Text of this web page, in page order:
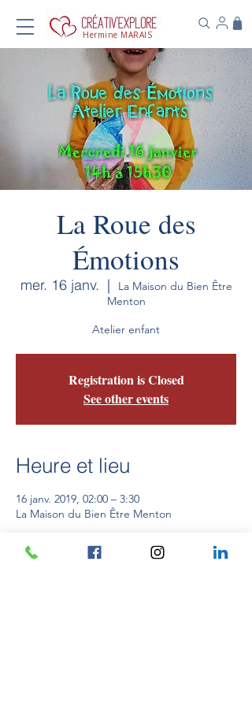
Hermine MARAIS
La Roue des
Émotions
mer. 16 janv.
  |
La Maison du Bien Être
Menton
Atelier enfant
Registration is Closed
See other events
Heure et lieu
16 janv. 2019, 02:00 – 3:30
La Maison du Bien Être Menton
Partager cet événement